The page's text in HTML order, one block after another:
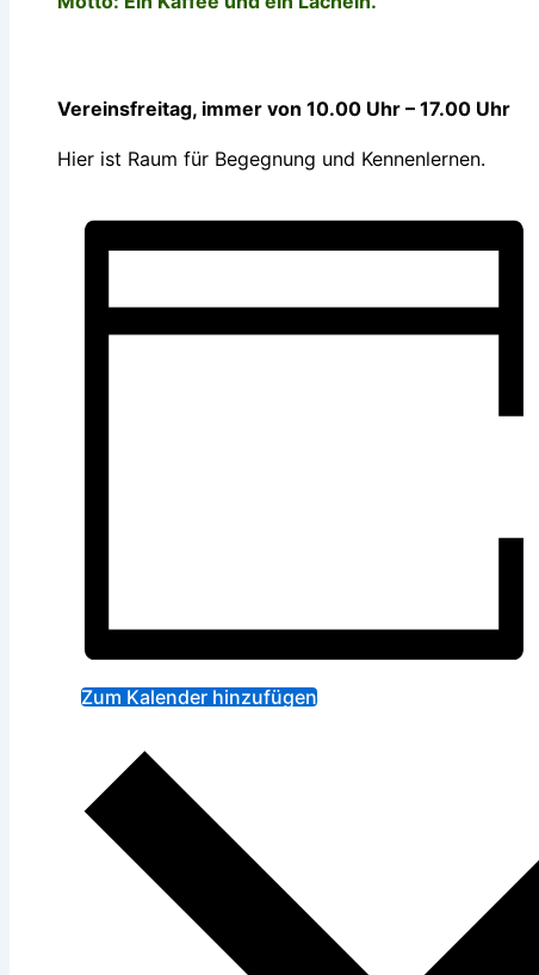
Vereinsfreitag, immer von 10.00 Uhr – 17.00 Uhr
Hier ist Raum für Begegnung und Kennenlernen.
Zum Kalender hinzufügen